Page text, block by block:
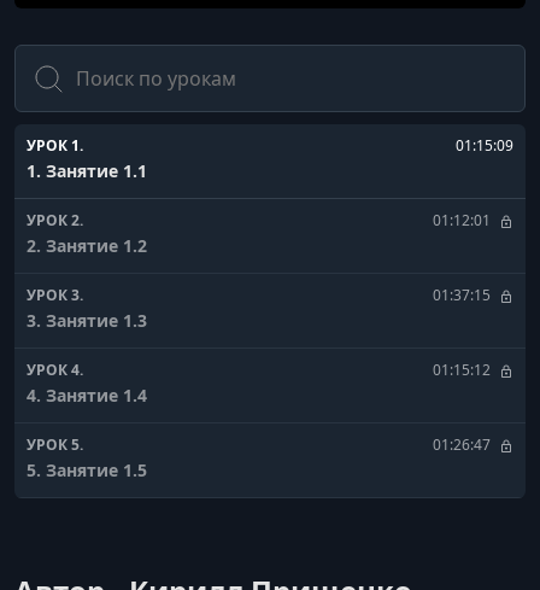
Поиск
УРОК 1. 01:15:09
1. Занятие 1.1
УРОК 2. 01:12:01
2. Занятие 1.2
УРОК 3. 01:37:15
3. Занятие 1.3
УРОК 4. 01:15:12
4. Занятие 1.4
УРОК 5. 01:26:47
5. Занятие 1.5